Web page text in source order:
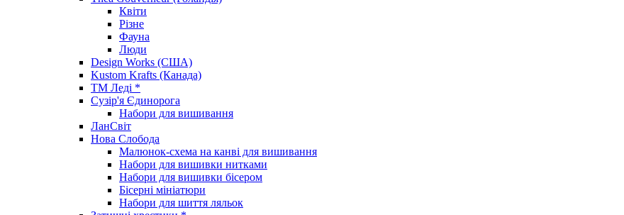
Квіти
Різне
Фауна
Люди
Design Works (США)
Kustom Krafts (Канада)
ТМ Леді *
Сузір'я Єдинорога
Набори для вишивання
ЛанСвіт
Нова Слобода
Малюнок-схема на канві для вишивання
Набори для вишивки нитками
Набори для вишивки бісером
Бісерні мініатюри
Набори для шиття ляльок